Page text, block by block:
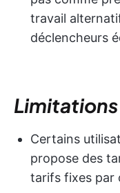
travail
déclencheurs
Limitations
Certains
propose des
tarifs fixes par